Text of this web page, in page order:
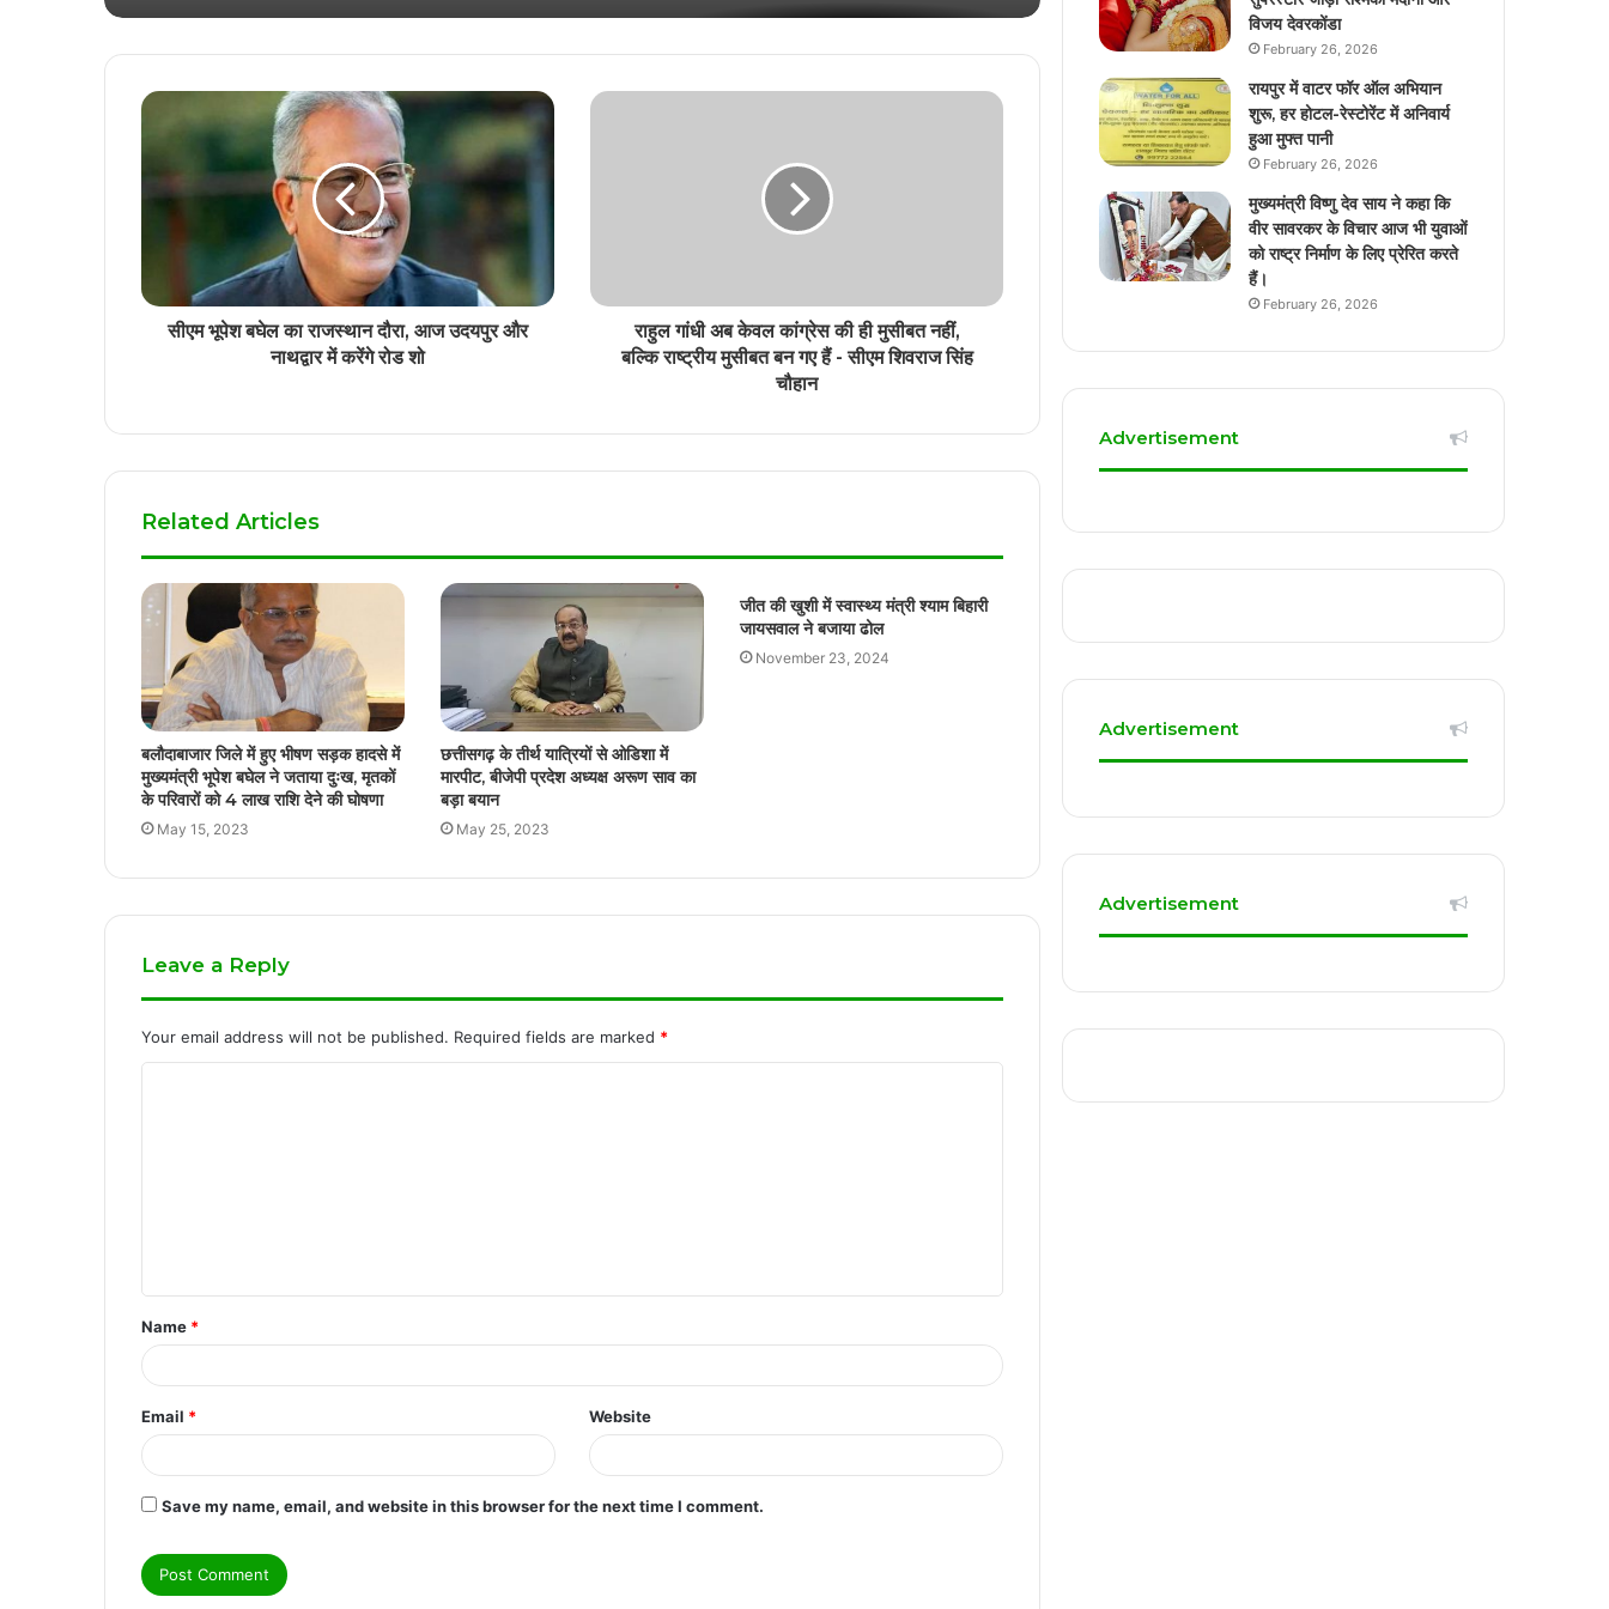
दीपावली मिलन समारोह 26 को
रायपुर सांसद बृजमोहन अग्रवाल आज पहुंचेंगे पटना,
संजय श्रीवास्तव ने दिए निर्देश
CG Police Transfer: पुलिस विभाग में बड़ा
जिला प्रशासन कोरिया और इसरो स्पेस ट्यूटर –
मुस्कान फाउंडेशन के संयुक्त प्रयास से स्थापित की
गई “स्पेस स्किल लैब”, राज्यपाल रमेन डेका ने किया
बिहार के बाद अब पश्चिम बंगाल भी जीतेंगे, मुख्यमंत्री
Bilaspur Train Accident: बिलासपुर के पास
मालगाड़ी में हुई टक्कर
चित्रगुप्त का पूजन किया सम्पन्न, दीपावली मिलन
रायपुर में जल्द लागू होगी पुलिस कमिश्नर प्रणाली, 1
सीएम भूपेश बघेल का राजस्थान दौरा, आज उदयपुर और
नाथद्वार में करेंगे रोड शो
राहुल गांधी अब केवल कांग्रेस की ही मुसीबत नहीं,
बल्कि राष्ट्रीय मुसीबत बन गए हैं - सीएम शिवराज सिंह
चौहान
Related Articles
बलौदाबाजार जिले में हुए भीषण सड़क हादसे में
मुख्यमंत्री भूपेश बघेल ने जताया दुःख, मृतकों
के परिवारों को 4 लाख राशि देने की घोषणा
May 15, 2023
छत्तीसगढ़ के तीर्थ यात्रियों से ओडिशा में
मारपीट, बीजेपी प्रदेश अध्यक्ष अरूण साव का
बड़ा बयान
May 25, 2023
जीत की खुशी में स्वास्थ्य मंत्री श्याम बिहारी
जायसवाल ने बजाया ढोल
November 23, 2024
Leave a Reply
Your email address will not be published. Required fields are marked *
t
*
Name *
Email * Website
Save my name, email, and website in this browser for the next time I comment.
विजय देवरकोंडा
February 26, 2026
रायपुर में वाटर फॉर ऑल अभियान
शुरू, हर होटल-रेस्टोरेंट में अनिवार्य
हुआ मुफ्त पानी
February 26, 2026
मुख्यमंत्री विष्णु देव साय ने कहा कि
वीर सावरकर के विचार आज भी युवाओं
को राष्ट्र निर्माण के लिए प्रेरित करते
हैं।
February 26, 2026
Advertisement
Advertisement
Advertisement